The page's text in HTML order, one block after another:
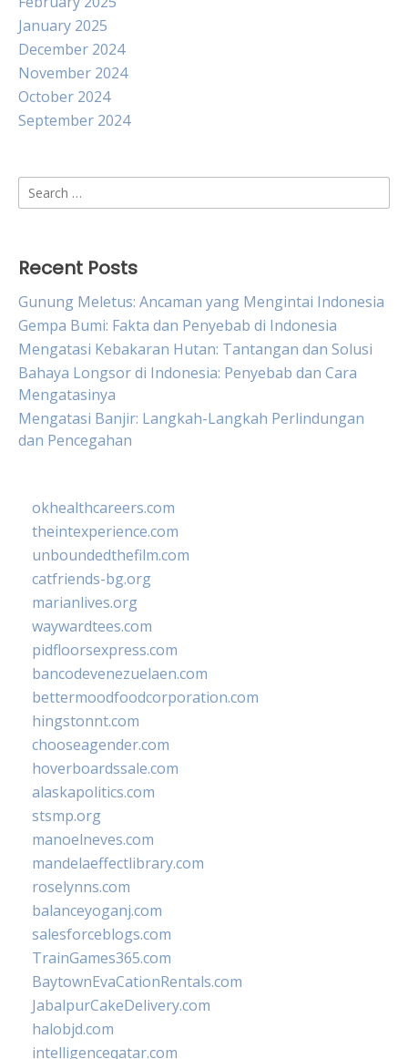
January 2025
December 2024
November 2024
October 2024
September 2024
Search
for:
Recent Posts
Gunung Meletus: Ancaman yang Mengintai Indonesia
Gempa Bumi: Fakta dan Penyebab di Indonesia
Mengatasi Kebakaran Hutan: Tantangan dan Solusi
Bahaya Longsor di Indonesia: Penyebab dan Cara
Mengatasinya
Mengatasi Banjir: Langkah-Langkah Perlindungan
dan Pencegahan
okhealthcareers.com
theintexperience.com
unboundedthefilm.com
catfriends-bg.org
marianlives.org
waywardtees.com
pidfloorsexpress.com
bancodevenezuelaen.com
bettermoodfoodcorporation.com
hingstonnt.com
chooseagender.com
hoverboardssale.com
alaskapolitics.com
stsmp.org
manoelneves.com
mandelaeffectlibrary.com
roselynns.com
balanceyoganj.com
salesforceblogs.com
TrainGames365.com
BaytownEvaCationRentals.com
JabalpurCakeDelivery.com
halobjd.com
intelligenceqatar.com